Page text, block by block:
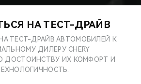
НА ТЕСТ-ДРАЙВ
ТЕСТ-ДРАЙВ АВТОМОБИЛЕЙ К
ДИЛЕРУ CHERY
ДОСТОИНСТВУ ИХ КОМФОРТ И